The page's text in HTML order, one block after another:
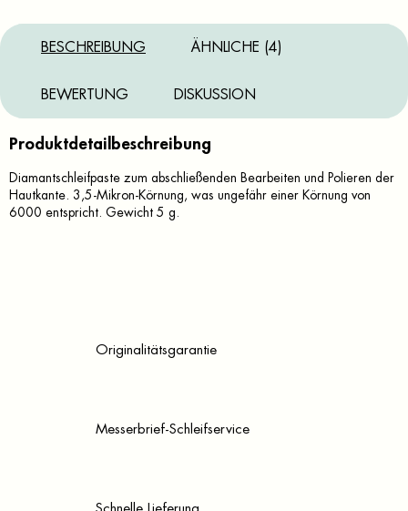
BESCHREIBUNG ÄHNLICHE (4)
BEWERTUNG DISKUSSION
Produktdetailbeschreibung
Diamantschleifpaste zum abschließenden Bearbeiten und Polieren der
Hautkante. 3,5-Mikron-Körnung, was ungefähr einer Körnung von
6000 entspricht. Gewicht 5 g.
Originalitätsgarantie
Messerbrief-Schleifservice